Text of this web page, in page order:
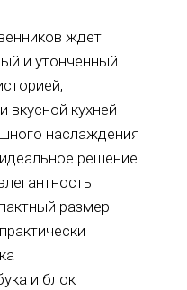
ждет
и утонченный
вкусной кухней
наслаждения
решение
размер
и блок